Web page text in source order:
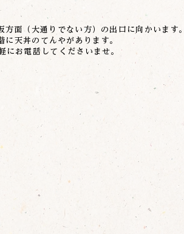
面（大通りでない方）の出口に向かいます。
天丼のてんやがあります。
にお電話してくださいませ。